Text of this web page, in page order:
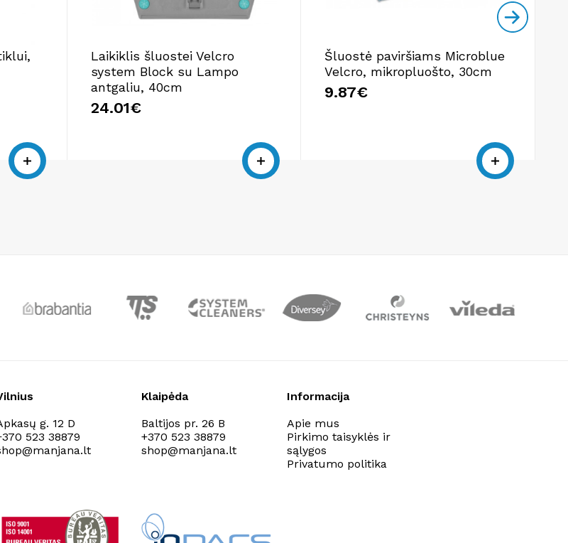
Laikiklis šluostei Velcro
system Block su Lampo
antgaliu, 40cm
24.01€
Šluostė paviršiams Microblue
Velcro, mikropluošto, 30cm
9.87€
g. 12 D
523 38879
Klaipėda
Baltijos pr. 26 B
+370 523 38879
shop@manjana.lt
Informacija
Apie mus
Pirkimo taisyklės ir
sąlygos
Privatumo politika